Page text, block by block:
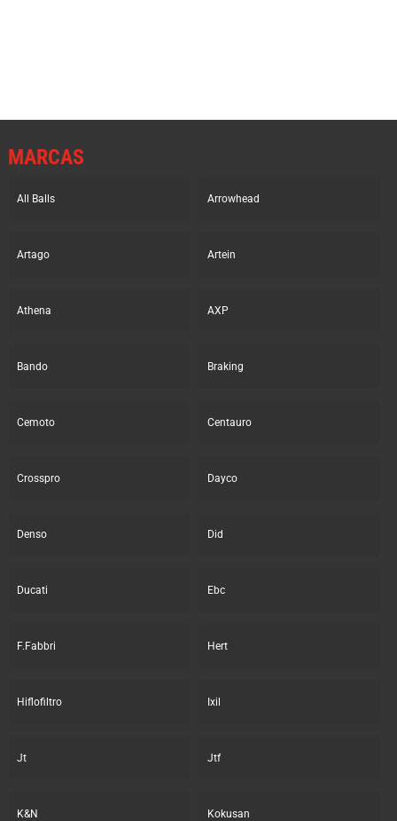
MARCAS
All Balls Arrowhead
Artago Artein
Athena AXP
Bando Braking
Cemoto Centauro
Crosspro Dayco
Denso Did
Ducati Ebc
F.Fabbri Hert
Hiflofiltro Ixil
Jt Jtf
K&N Kokusan